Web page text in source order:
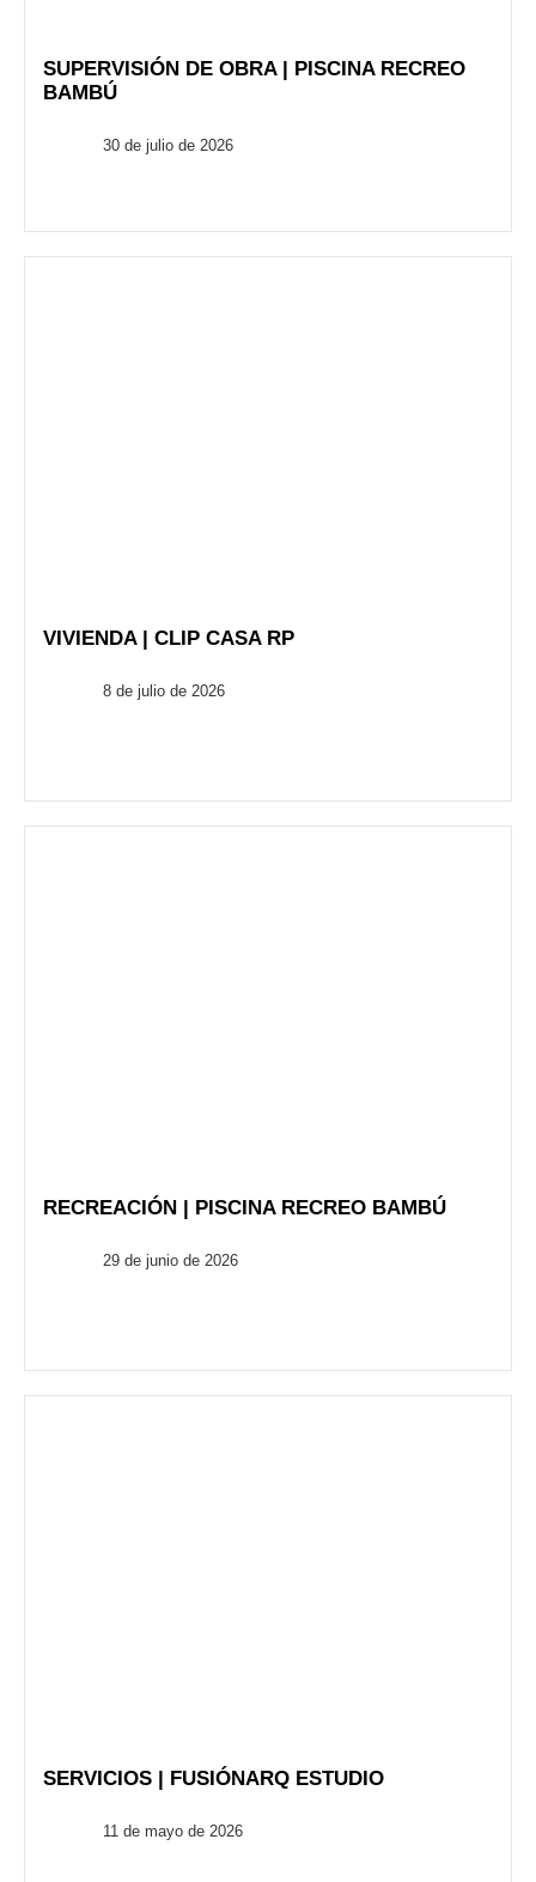
SUPERVISIÓN DE OBRA | PISCINA RECREO
BAMBÚ
30 de julio de 2026
VIVIENDA | CLIP CASA RP
8 de julio de 2026
RECREACIÓN | PISCINA RECREO BAMBÚ
29 de junio de 2026
SERVICIOS | FUSIÓNARQ ESTUDIO
11 de mayo de 2026